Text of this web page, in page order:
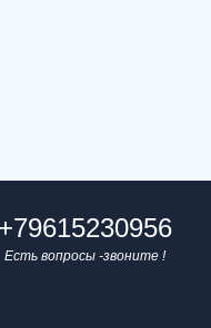
+79615230956
Есть вопросы -звоните !